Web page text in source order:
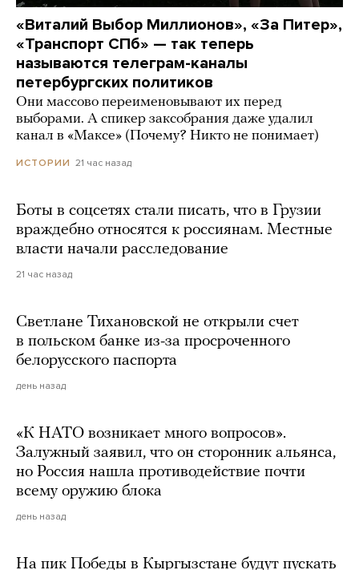
«Виталий Выбор Миллионов», «За Питер»,
«Транспорт СПб» — так теперь
называются телеграм-каналы
петербургских политиков
Они массово переименовывают их перед
выборами. А спикер заксобрания даже удалил
канал в «Максе» (Почему? Никто не понимает)
ИСТОРИИ 21 час назад
Боты в соцсетях стали писать, что в Грузии
враждебно относятся к россиянам. Местные
власти начали расследование
21 час назад
Светлане Тихановской не открыли счет
в польском банке из-за просроченного
белорусского паспорта
день назад
«К НАТО возникает много вопросов».
Залужный заявил, что он сторонник альянса,
но Россия нашла противодействие почти
всему оружию блока
день назад
На пик Победы в Кыргызстане будут пускать